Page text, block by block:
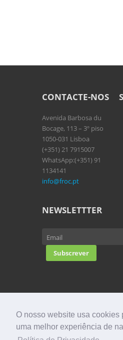
O nosso website usa cookies
uma melhor experiência de
CONTACTE-NOS
Avenida Barbosa du
Bocage, 113 – 3º piso
1050-031 Lisboa
(+351) 21 7915007
WhatsApp:(+351) 91
1134141
info@froc.pt
NEWSLETTTER
Copyright ©